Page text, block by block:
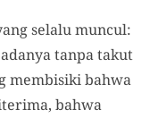
selalu muncul:
tanpa takut
membisiki bahwa
bahwa